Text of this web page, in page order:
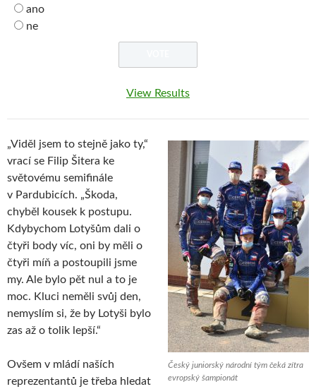
ano
ne
View Results
Český juniorský národní tým čeká zítra
evropský šampionát
„Viděl jsem to stejně jako ty,“
vrací se Filip Šitera ke
světovému semifinále
v Pardubicích. „Škoda,
chyběl kousek k postupu.
Kdybychom Lotyšům dali o
čtyři body víc, oni by měli o
čtyři míň a postoupili jsme
my. Ale bylo pět nul a to je
moc. Kluci neměli svůj den,
nemyslím si, že by Lotyši bylo
zas až o tolik lepší.“
Ovšem v mládí naších
reprezentantů je třeba hledat